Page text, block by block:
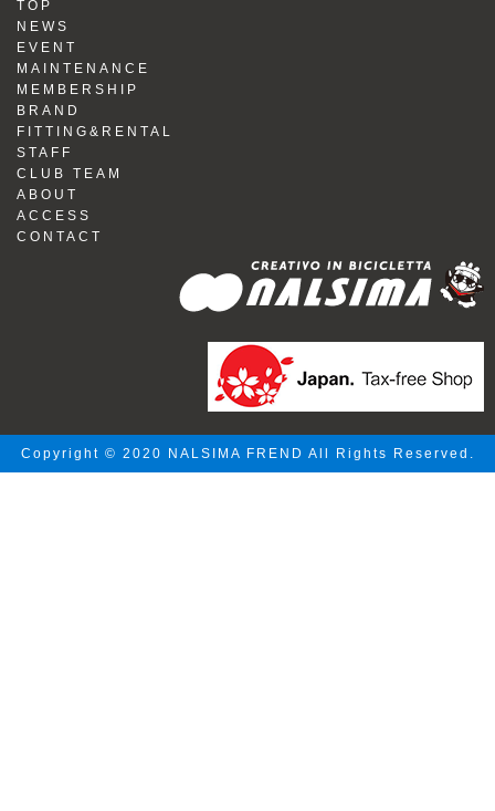
TOP
NEWS
EVENT
MAINTENANCE
MEMBERSHIP
BRAND
FITTING&RENTAL
STAFF
CLUB TEAM
ABOUT
ACCESS
CONTACT
Copyright © 2020 NALSIMA FREND All Rights Reserved.